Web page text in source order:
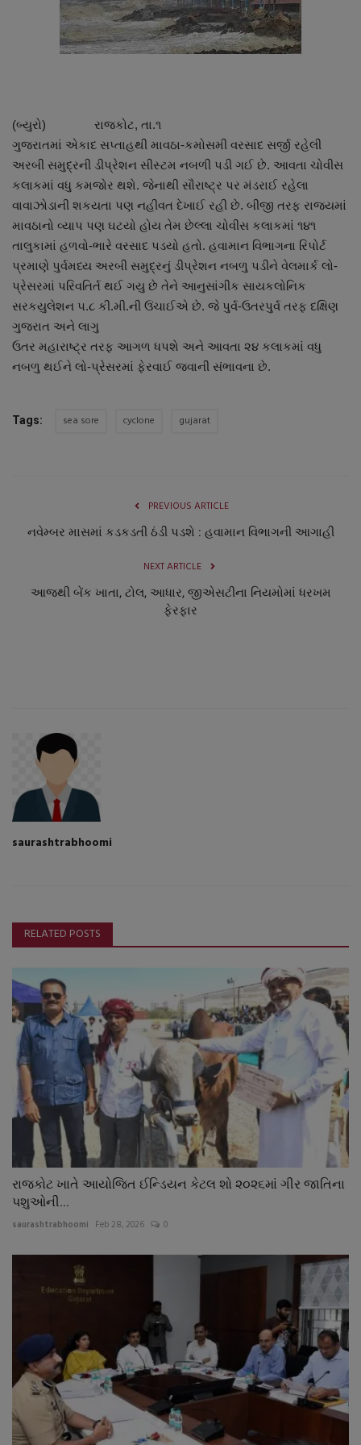
About Author
આંતરરાષ્ટ્રીય
રાષ્ટ્રીય
ગુજરાત
જુનાગઢ
Support US
બજારના સમાચાર
નાણાંકીય સમાચાર
સ્થાનિક સમાચાર
બોલિવૂડ
(બ્યુરો) રાજકોટ, તા.૧
ગુજરાતમાં એકાદ સપ્તાહથી માવઠા-કમોસમી વરસાદ સર્જી રહેલી
અરબી સમુદ્રની ડીપ્રેશન સીસ્ટમ નબળી પડી ગઈ છે. આવતા ચોવીસ
કલાકમાં વધુ કમજોર થશે. જેનાથી સૌરાષ્ટ્ર પર મંડરાઈ રહેલા
વાવાઝોડાની શકયતા પણ નહીવત દેખાઈ રહી છે. બીજી તરફ રાજયમાં
માવઠાનો વ્યાપ પણ ઘટયો હોય તેમ છેલ્લા ચોવીસ કલાકમાં ૧૪૧
તાલુકામાં હળવો-ભારે વરસાદ પડયો હતો. હવામાન વિભાગના રિપોર્ટ
પ્રમાણે પુર્વમધ્ય અરબી સમુદ્રનું ડીપ્રેશન નબળુ પડીને વેલમાર્ક લો-
પ્રેસરમાં પરિવતિર્ત થઈ ગયુ છે તેને આનુસાંગીક સાયકલોનિક
સરકયુલેશન ૫.૮ કી.મી.ની ઉંચાઈએ છે. જે પુર્વ-ઉતરપુર્વ તરફ દક્ષિણ
ગુજરાત અને લાગુ
ઉતર મહારાષ્ટ્ર તરફ આગળ ધપશે અને આવતા ૨૪ કલાકમાં વધુ
નબળુ થઈને લો-પ્રેસરમાં ફેરવાઈ જવાની સંભાવના છે.
Tags: sea sore cyclone gujarat
PREVIOUS ARTICLE
નવેમ્બર માસમાં કડકડતી ઠંડી પડશે : હવામાન વિભાગની આગાહી
NEXT ARTICLE
આજથી બેંક ખાતા, ટોલ, આધાર, જીએસટીના નિયમોમાં ધરખમ
ફેરફાર
saurashtrabhoomi
RELATED POSTS
રાજકોટ ખાતે આયોજિત ઈન્ડિયન કેટલ શો ૨૦૨૬માં ગીર જાતિના
પશુઓની...
saurashtrabhoomi Feb 28, 2026 0